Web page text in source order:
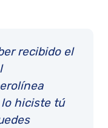
recibido el
hiciste tú